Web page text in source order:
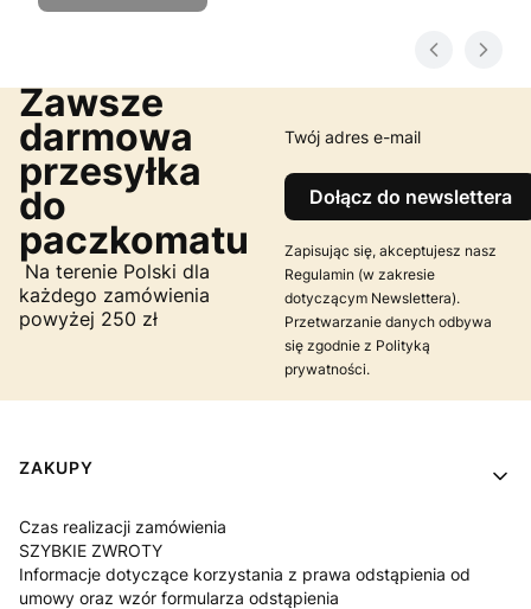
Zawsze
darmowa
przesyłka
do
paczkomatu
Na terenie Polski dla
każdego zamówienia
powyżej 250 zł
Twój adres e-mail
Dołącz do newslettera
Zapisując się, akceptujesz nasz
Regulamin (w zakresie
dotyczącym Newslettera).
Przetwarzanie danych odbywa
się zgodnie z Polityką
prywatności.
Linki w stopce
ZAKUPY
Czas realizacji zamówienia
SZYBKIE ZWROTY
Informacje dotyczące korzystania z prawa odstąpienia od
umowy oraz wzór formularza odstąpienia